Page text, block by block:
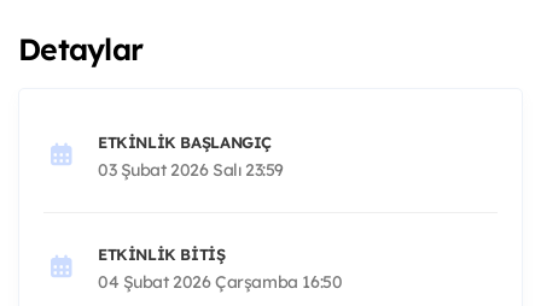
Detaylar
ETKINLIK BAŞLANGIÇ
03 Şubat 2026 Salı 23:59
ETKINLIK BITIŞ
04 Şubat 2026 Çarşamba 16:50